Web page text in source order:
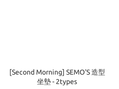
[Second Morning] SEMO'S 造型
坐墊 - 2types